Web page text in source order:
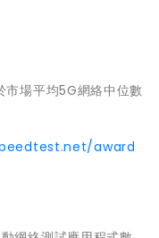
市場平均5G網絡中位數
award